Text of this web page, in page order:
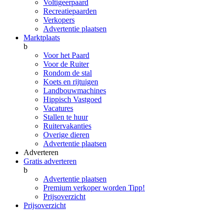
Voltigeerpaard
Recreatiepaarden
Verkopers
Advertentie plaatsen
Marktplaats
b
Voor het Paard
Voor de Ruiter
Rondom de stal
Koets en rijtuigen
Landbouwmachines
Hippisch Vastgoed
Vacatures
Stallen te huur
Ruitervakanties
Overige dieren
Advertentie plaatsen
Adverteren
Gratis adverteren
b
Advertentie plaatsen
Premium verkoper worden Tipp!
Prijsoverzicht
Prijsoverzicht